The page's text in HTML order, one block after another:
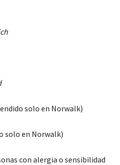
solo en Norwalk)
solo en Norwalk)
con alergia o sensibilidad